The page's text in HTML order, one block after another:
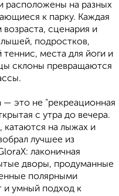
расположены на разных
к парку. Каждая
сценария и
подростков,
места для йоги и
склоны превращаются
— это не "рекреационная
с утра до вечера.
катаются на лыжах и
лучшее из
лаконичная
дворы, продуманные
полярными
и умный подход к